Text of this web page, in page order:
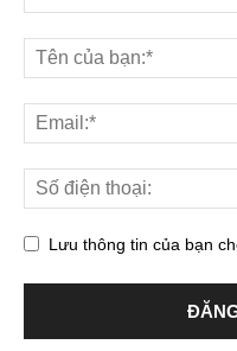
Lưu thông tin của bạn